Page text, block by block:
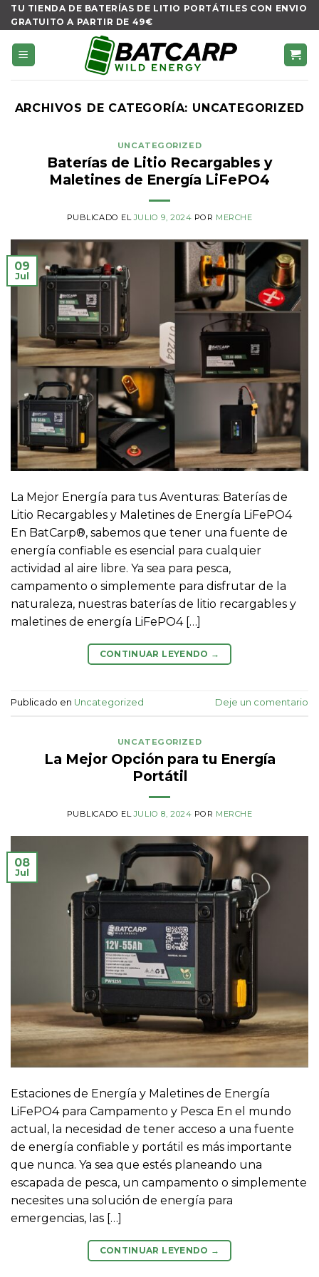
Skip
content
TU TIENDA DE BATERÍAS DE LITIO PORTÁTILES CON ENVIO
GRATUITO A PARTIR DE 49€
ARCHIVOS DE CATEGORÍA: UNCATEGORIZED
UNCATEGORIZED
Baterías de Litio Recargables y
Maletines de Energía LiFePO4
PUBLICADO ELJULIO 9, 2024 POR MERCHE
09
Jul
La Mejor Energía para tus Aventuras: Baterías de
Litio Recargables y Maletines de Energía LiFePO4
En BatCarp®, sabemos que tener una fuente de
energía confiable es esencial para cualquier
actividad al aire libre. Ya sea para pesca,
campamento o simplemente para disfrutar de la
naturaleza, nuestras baterías de litio recargables y
maletines de energía LiFePO4 […]
CONTINUAR LEYENDO →
Publicado en Uncategorized Deje un comentario
UNCATEGORIZED
La Mejor Opción para tu Energía
Portátil
PUBLICADO ELJULIO 8, 2024 POR MERCHE
08
Jul
Estaciones de Energía y Maletines de Energía
LiFePO4 para Campamento y Pesca En el mundo
actual, la necesidad de tener acceso a una fuente
de energía confiable y portátil es más importante
que nunca. Ya sea que estés planeando una
escapada de pesca, un campamento o simplemente
necesites una solución de energía para
emergencias, las […]
CONTINUAR LEYENDO →